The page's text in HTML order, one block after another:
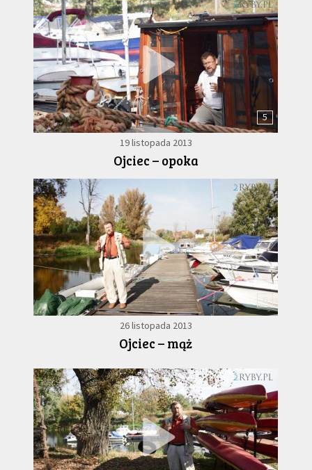
5
19 listopada 2013
Ojciec – opoka
6
26 listopada 2013
Ojciec – mąż